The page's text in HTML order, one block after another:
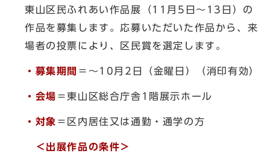
東山区民ふれあい作品展（11月5日～13日）の
作品を募集します。応募いただいた作品から、来
場者の投票により、区民賞を選定します。
・募集期間 ＝～10月2日（金曜日）（消印有効）
・会場 ＝東山区総合庁舎1階展示ホール
・対象 ＝区内居住又は通勤・通学の方
＜出展作品の条件＞